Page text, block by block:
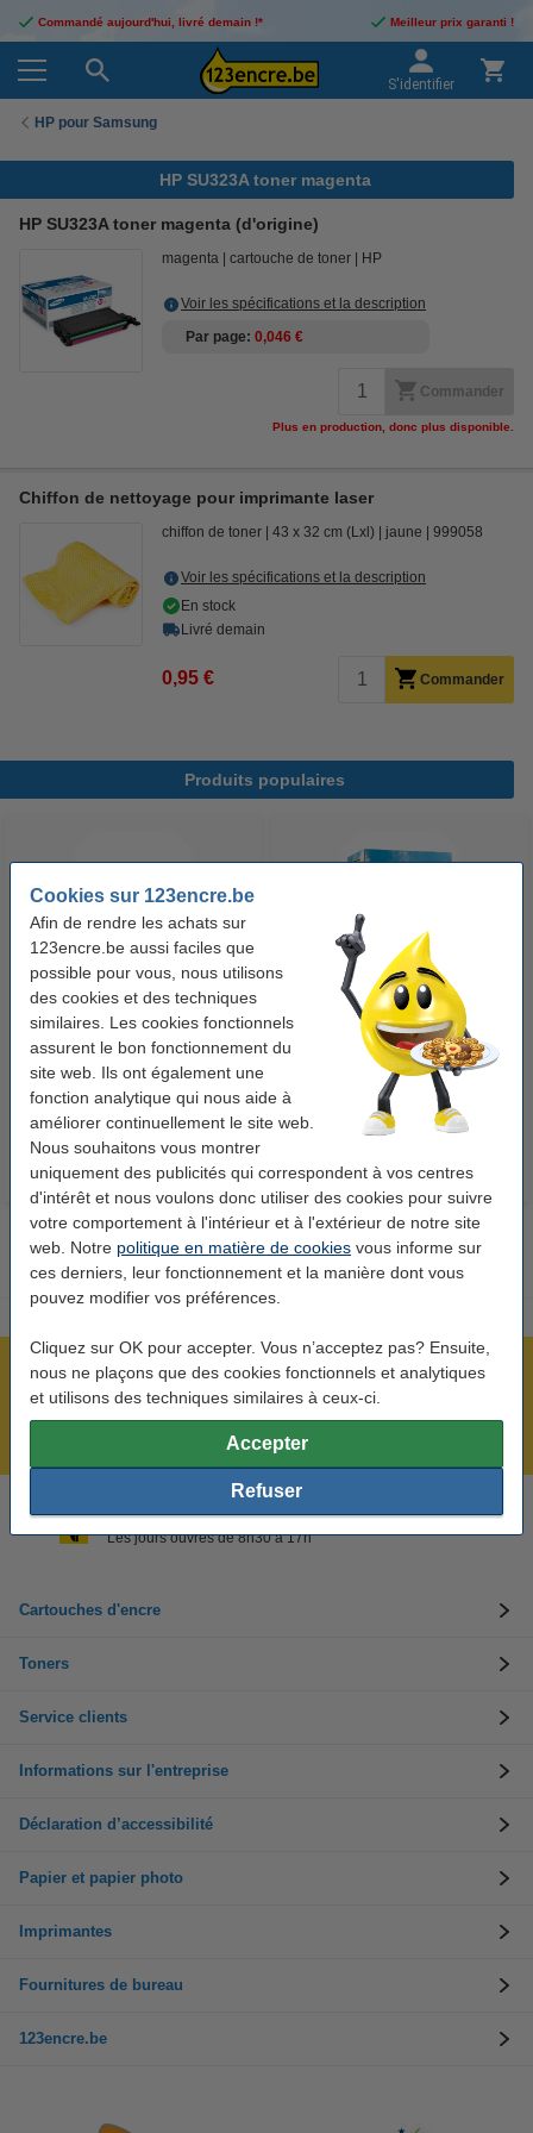
Cookies sur 123encre.be
Afin de rendre les achats sur
123encre.be aussi faciles que
possible pour vous, nous utilisons
des cookies et des techniques
similaires. Les cookies fonctionnels
assurent le bon fonctionnement du
site web. Ils ont également une
fonction analytique qui nous aide à
améliorer continuellement le site web.
Nous souhaitons vous montrer
uniquement des publicités qui correspondent à vos centres
d'intérêt et nous voulons donc utiliser des cookies pour suivre
votre comportement à l'intérieur et à l'extérieur de notre site
web. Notre politique en matière de cookies vous informe sur
ces derniers, leur fonctionnement et la manière dont vous
pouvez modifier vos préférences.
Cliquez sur OK pour accepter. Vous n’acceptez pas? Ensuite,
nous ne plaçons que des cookies fonctionnels et analytiques
et utilisons des techniques similaires à ceux-ci.
Accepter
Refuser
Commandé aujourd'hui, livré demain !* Meilleur prix garanti !
S'identifier
HP pour Samsung
HP SU323A toner magenta
HP SU323A toner magenta (d'origine)
magenta cartouche de toner HP
Voir les spécifications et la description
Par page 0,046 €
Commander
Plus en production, donc plus disponible.
Chiffon de nettoyage pour imprimante laser
chiffon de toner 43 x 32 cm (Lxl) jaune 999058
Voir les spécifications et la description
En stock
Livré demain
0,95 € Commander
Produits populaires
123accu Xtreme Power MN1500
Penlite piles AA 24 pièces
14,95 € Inclus : 21% de TVA
123encre papier d'impression 1
boîte de 2500 feuilles A4 - 80
g/m²
Inclus : 21% de TVA
Plus de 5 millions de clients !
Commandé avant 22h00, livré demain !
Besoin d’aide ? Appelez-nous au +32 (0)9 39 64 123
Les jours ouvrés de 8h30 à 17h
Cartouches d'encre
Toners
Service clients
Informations sur l'entreprise
Déclaration d’accessibilité
Papier et papier photo
Imprimantes
Fournitures de bureau
123encre.be